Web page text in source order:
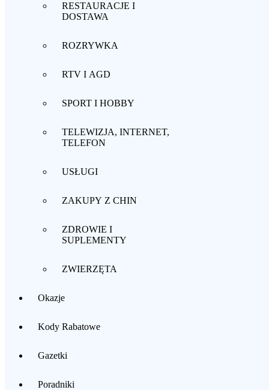
RESTAURACJE I
DOSTAWA
ROZRYWKA
RTV I AGD
SPORT I HOBBY
TELEWIZJA, INTERNET,
TELEFON
USŁUGI
ZAKUPY Z CHIN
ZDROWIE I
SUPLEMENTY
ZWIERZĘTA
Okazje
Kody Rabatowe
Gazetki
Poradniki